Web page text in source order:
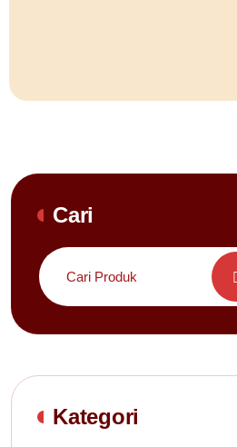
Cari
Search
for:
Kategori